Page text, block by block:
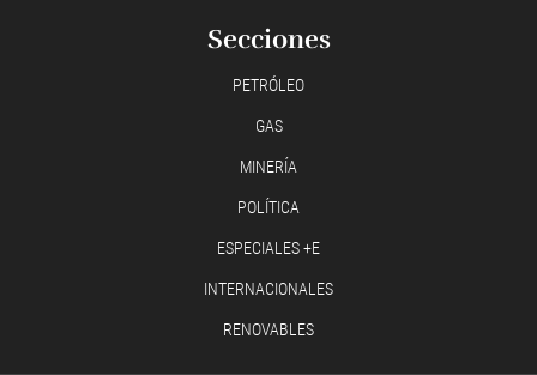
Secciones
PETRÓLEO
GAS
MINERÍA
POLÍTICA
ESPECIALES +E
INTERNACIONALES
RENOVABLES